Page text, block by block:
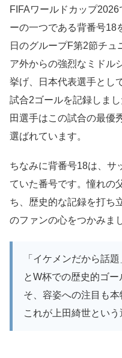
FIFAワールドカップ
ーの一つである背番号18
日のグループF第2節チュ
ア外からの強烈なミドル
挙げ、日本代表選手とし
試合2ゴールを記録しま
田選手はこの試合の最優
選ばれています。
ちなみに背番号18は、サ
ていた番号です。憧れの
ち、歴史的な記録を打ち
のファンの心をつかみま
「イケメンだから話
とW杯での歴史的ゴ
そ、容姿への注目も本
これが上田綺世という